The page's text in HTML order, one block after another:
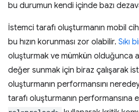
bu durumun kendi içinde bazı
İstemci tarafı oluşturmanın mobil
bu hızın korunması zor olabilir. Sıkı
oluşturmak ve mümkün olduğunca
değer sunmak için biraz çalışarak
oluşturmanın performansını
tarafı oluşturmanın performansına